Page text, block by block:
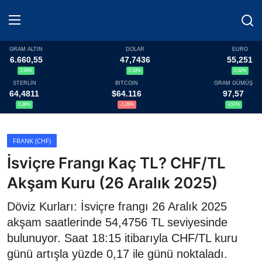
Haberler
Döviz
Altın Fiyatları
Döviz Kurları
Fonlar
Kripto Paralar
Çeviriciler
GRAM ALTIN
6.660,55
2,59%
DOLAR
47,7436
0,18%
EURO
55,251
0,32%
STERLİN
64,4811
0,38%
BITCOIN
$64.116
-1,26%
GRAM GÜMÜŞ
97,57
3,57%
FRANK (CHF)
İsviçre Frangı Kaç TL? CHF/TL
Akşam Kuru (26 Aralık 2025)
Döviz Kurları: İsviçre frangı 26 Aralık 2025
akşam saatlerinde 54,4756 TL seviyesinde
bulunuyor. Saat 18:15 itibarıyla CHF/TL kuru
günü artışla yüzde 0,17 ile günü noktaladı.